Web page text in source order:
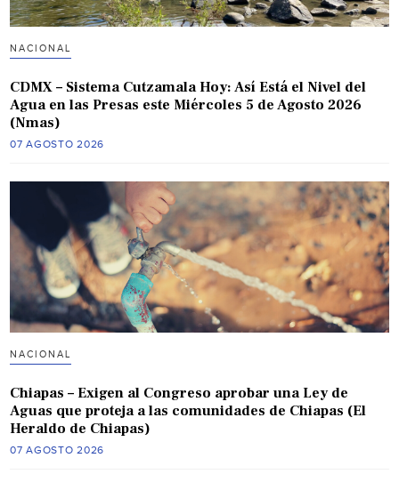
NACIONAL
CDMX – Sistema Cutzamala Hoy: Así Está el Nivel del
Agua en las Presas este Miércoles 5 de Agosto 2026
(Nmas)
07 AGOSTO 2026
NACIONAL
Chiapas – Exigen al Congreso aprobar una Ley de
Aguas que proteja a las comunidades de Chiapas (El
Heraldo de Chiapas)
07 AGOSTO 2026